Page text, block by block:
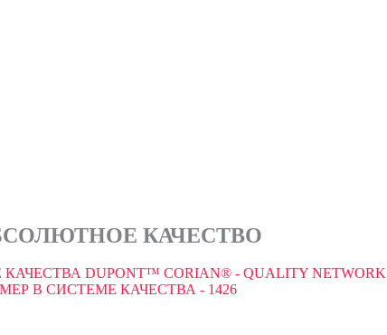
КАЧЕСТВО
DUPONT™ CORIAN® - QUALITY NETWORK
В СИСТЕМЕ КАЧЕСТВА - 1426